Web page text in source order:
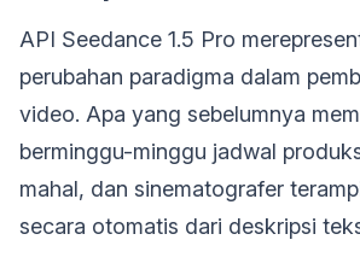
API Seedance 1.5 Pro
perubahan paradigma dalam
video. Apa yang sebelumnya
berminggu-minggu jadwal
mahal, dan sinematografer
secara otomatis dari deskripsi